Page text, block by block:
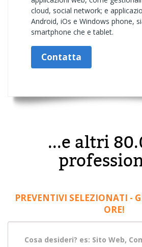
cloud, social network; e
Android, iOs e Windows phone,
smartphone che e tablet.
Contatta
...e altri
PREVENTIVI SELEZIONATI -
ORE!